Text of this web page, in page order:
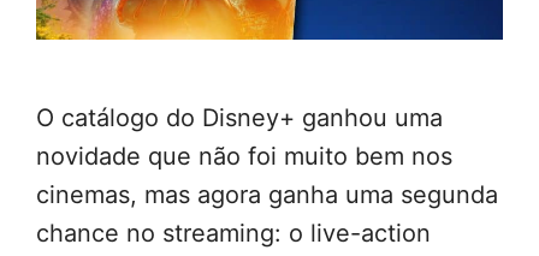
O catálogo do Disney+ ganhou uma
novidade que não foi muito bem nos
cinemas, mas agora ganha uma segunda
chance no streaming: o live-action